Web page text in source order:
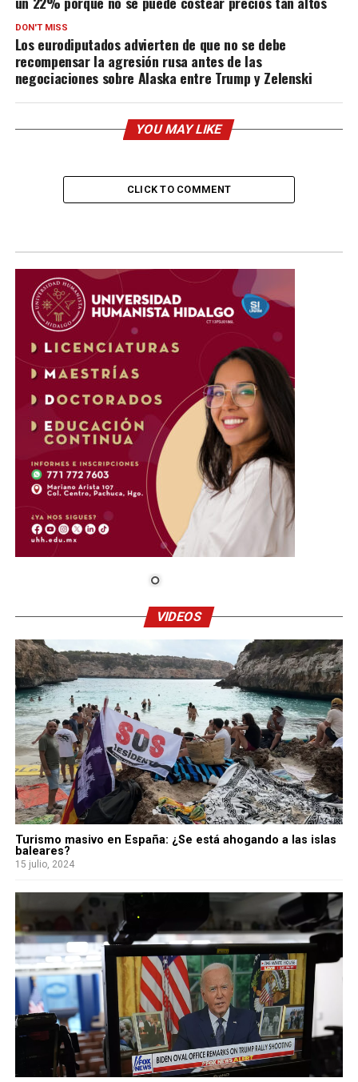
DON'T MISS
Los eurodiputados advierten de que no se debe
recompensar la agresión rusa antes de las
negociaciones sobre Alaska entre Trump y Zelenski
YOU MAY LIKE
CLICK TO COMMENT
VIDEOS
Turismo masivo en España: ¿Se está ahogando a las islas
baleares?
15 julio, 2024